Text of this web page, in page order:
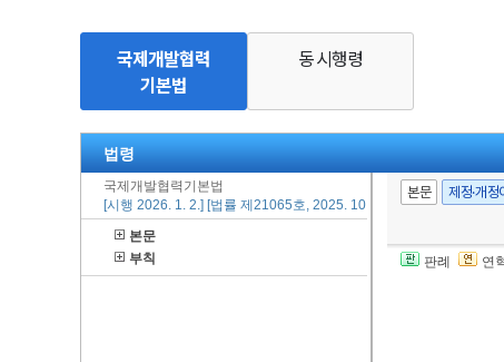
국제개발협력
기본법
동 시행령